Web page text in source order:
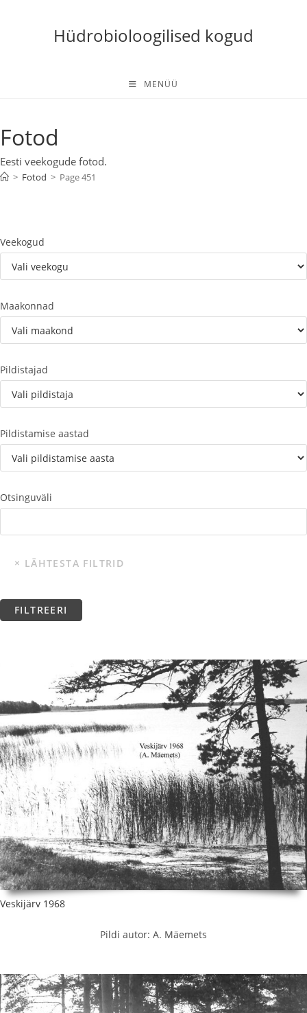
Hüdrobioloogilised kogud
MENÜÜ
Fotod
Eesti veekogude fotod.
> Fotod > Page 451
Veekogud
Maakonnad
Pildistajad
Pildistamise aastad
Otsinguväli
Veskijärv 1968
Pildi autor: A. Mäemets